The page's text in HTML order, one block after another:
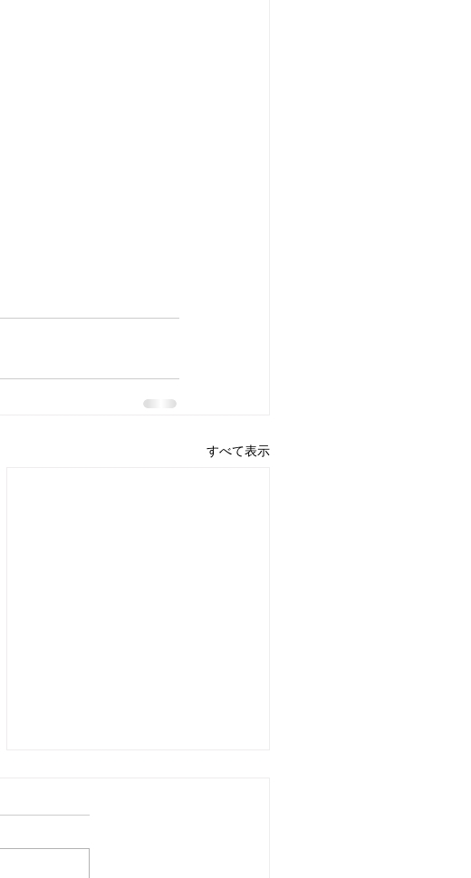
すべて表示